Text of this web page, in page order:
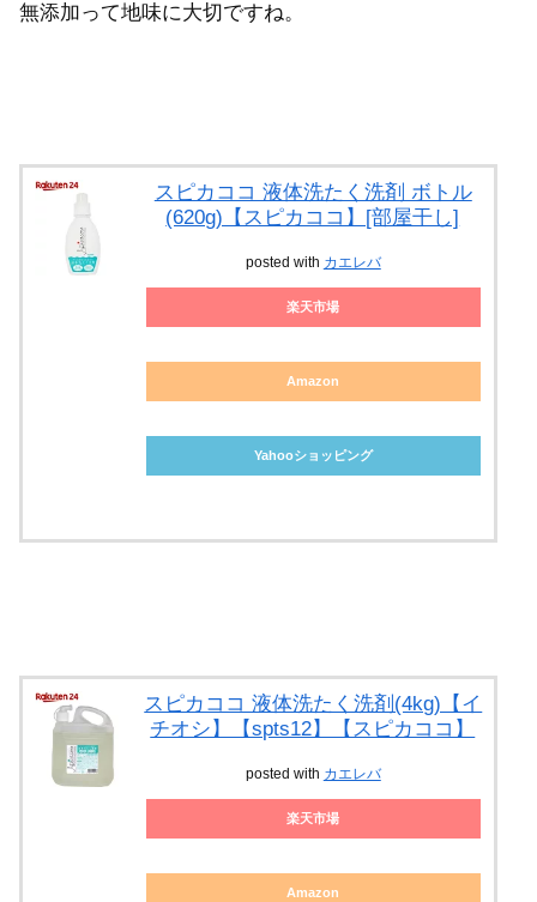
無添加って地味に大切ですね。
スピカココ 液体洗たく洗剤 ボトル
(620g)【スピカココ】[部屋干し]
posted with カエレバ
楽天市場
Amazon
Yahooショッピング
スピカココ 液体洗たく洗剤(4kg)【イ
チオシ】【spts12】【スピカココ】
posted with カエレバ
楽天市場
Amazon